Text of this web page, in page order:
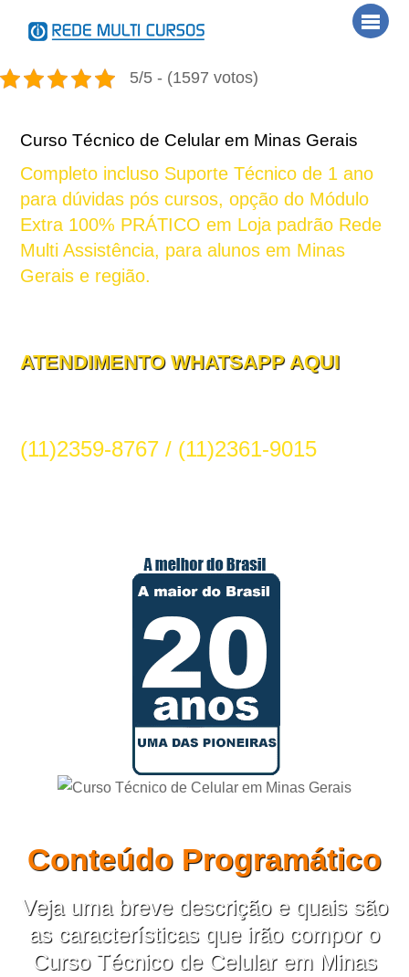
5/5 - (1597 votos)
Curso Técnico de Celular em Minas Gerais
Completo incluso Suporte Técnico de 1 ano
para dúvidas pós cursos, opção do Módulo
Extra 100% PRÁTICO em Loja padrão Rede
Multi Assistência, para alunos em Minas
Gerais e região.
ATENDIMENTO WHATSAPP AQUI
(11)2359-8767 / (11)2361-9015
Conteúdo Programático
Veja uma breve descrição e quais são
as características que irão compor o
Curso Técnico de Celular em Minas